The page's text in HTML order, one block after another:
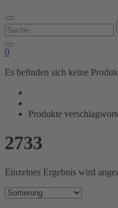
Suchen
nach:
0
Es befinden sich keine
Produkte
2733
Einzelnes Ergebnis wird